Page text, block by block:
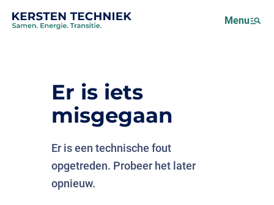
Over ons
Projecten
Menu
Er is iets
misgegaan
Er is een technische fout
opgetreden. Probeer het later
opnieuw.